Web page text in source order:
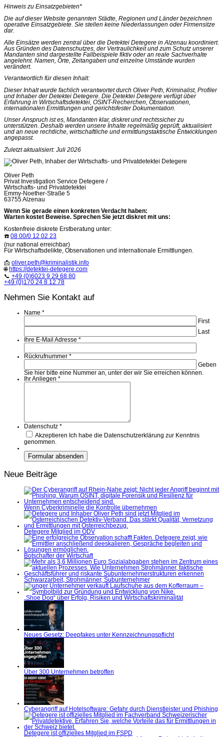
Hinweis zu Einsatzgebieten*
Die auf dieser Website genannten Städte, Regionen und Länder bezeichnen
operative Einsatzgebiete. Sie stellen keine Niederlassungen oder Firmensitze
dar.
Alle Einsätze werden zentral über die Detektei Detegere in Alzenau koordiniert.
Aus Gründen des Datenschutzes, der Vertraulichkeit und zum Schutz unserer
Mandanten sind dargestellte Fallbeispiele fiktiv oder an reale Sachverhalte
angelehnt. Namen, Orte, Zeitangaben und einzelne Umstände wurden
verändert.
Verantwortlich für diesen Inhalt:
Dieser Inhalt wurde fachlich verantwortet durch Oliver Peth, Kriminalist, Profiler
und Inhaber der Detektei Detegere. Die Detektei Detegere verfügt über
Erfahrung in Wirtschaftsdetektei, OSINT-Recherchen, Observationen,
internationalen Ermittlungen und gerichtsfester Dokumentation.
Unser Anspruch ist es, Mandanten klar, diskret und rechtssicher zu
unterstützen. Deshalb werden unsere Inhalte regelmäßig geprüft, aktualisiert
und an neue rechtliche, wirtschaftliche und ermittlungstaktische Entwicklungen
angepasst.
Zuletzt aktualisiert: Juli 2026
Oliver Peth
Privat Investigation Service Detegere /
Wirtschafts- und Privatdetektei
Emmy-Noether-Straße 5
63755 Alzenau
Wenn Sie gerade einen konkreten Verdacht haben:
Warten kostet Beweise. Sprechen Sie jetzt diskret mit uns:
Kostenfreie diskrete Erstberatung unter:
☎️ 08 00/0 12 02 23
(nur national erreichbar)
Für Wirtschaftsdelikte, Observationen und internationale Ermittlungen.
📩 oliver.peth@kriminalistik.info
🌐 https://detektei-detegere.com
📞 +49 (0)6023 9 29 68 80
+49 (0)170 24 8 12 78
Nehmen Sie Kontakt auf
Name *
First
Last
Ihre E-Mail Adresse *
Rückrufnummer *
Geben
Sie hier bitte eine Nummer an, unter der wir Sie erreichen können.
Ihr Anliegen *
Datenschutz *
Akzeptieren Ich habe die Datenschutzerklärung zur Kenntnis
genommen.
Neue Beiträge
Wenn Cyberkriminelle die Kontrolle übernehmen
Detegere Mitglied im ÖDV
Botschafter der Wirtschaft
Schwarzarbeit, Strohmänner, Subunternehmer
„Shoe Dog“ über Erfolg, Risiken und Wirtschaftskriminalität
Neues Gesetz: Deepfakes unter Kennzeichnungspflicht
Über 300 Unternehmen betroffen
Cyberangriff auf Hotelsoftware: Gefahr durch Dienstleister und Phishing
Detegere ist offizielles Mitglied im FSPD